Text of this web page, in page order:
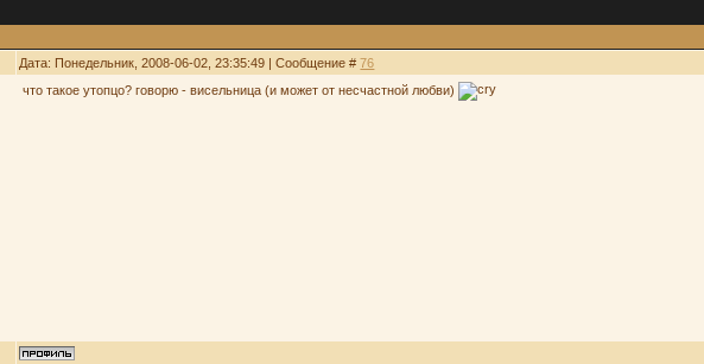
Дата: Понедельник, 2008-06-02, 23:35:49 | Сообщение #76
что такое утопцо? говорю - висельница (и может от несчастной любви)